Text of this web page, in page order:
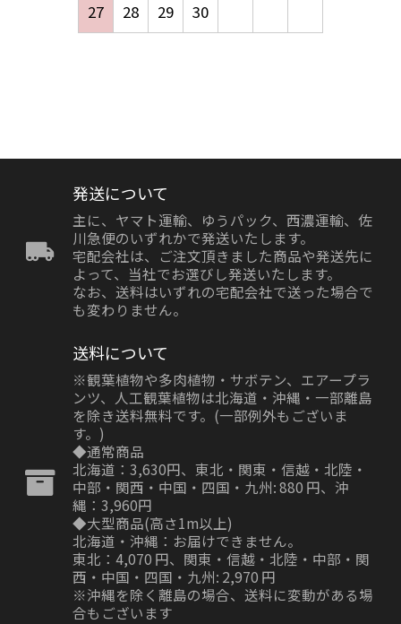
27
28 29 30
発送について
主に、ヤマト運輸、ゆうパック、西濃運輸、佐
川急便のいずれかで発送いたします。
宅配会社は、ご注文頂きました商品や発送先に
よって、当社でお選びし発送いたします。
なお、送料はいずれの宅配会社で送った場合で
も変わりません。
送料について
※観葉植物や多肉植物・サボテン、エアープラ
ンツ、人工観葉植物は北海道・沖縄・一部離島
を除き送料無料です。(一部例外もございま
す。)
◆通常商品
北海道：3,630円、東北・関東・信越・北陸・
中部・関西・中国・四国・九州: 880 円、沖
縄：3,960円
◆大型商品(高さ1m以上)
北海道・沖縄：お届けできません。
東北：4,070 円、関東・信越・北陸・中部・関
西・中国・四国・九州: 2,970 円
※沖縄を除く離島の場合、送料に変動がある場
合もございます